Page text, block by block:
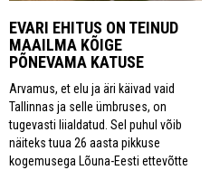
EVARI EHITUS ON TEINUD
MAAILMA KÕIGE
PÕNEVAMA KATUSE
Arvamus, et elu ja äri käivad vaid
Tallinnas ja selle ümbruses, on
tugevasti liialdatud. Sel puhul võib
näiteks tuua 26 aasta pikkuse
kogemusega Lõuna-Eesti ettevõtte